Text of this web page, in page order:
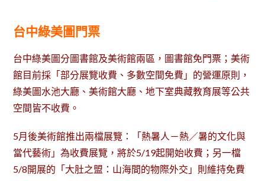
台中綠美圖門票
台中綠美圖分圖書館及美術館兩區，圖書館免門票；美術
館目前採「部分展覽收費、多數空間免費」的營運原則，
綠美圖水池大廳、美術館大廳、地下室典藏教育展等公共
空間皆不收費。
5月後美術館推出兩檔展覽：「熱暑人－熱／暑的文化與
當代藝術」為收費展覽，將於5/19起開始收費；另一檔
5/8開展的「大肚之盟：山海間的物際外交」則維持免費